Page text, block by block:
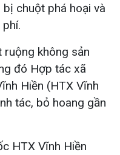
chuột phá hoại và
ruộng không sản
đó Hợp tác xã
Hiền (HTX Vĩnh
tác, bỏ hoang gần
HTX Vĩnh Hiền